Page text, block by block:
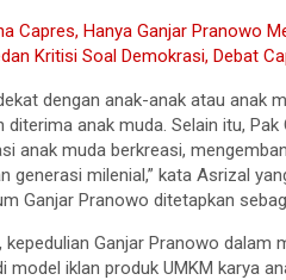
Capres, Hanya Ganjar Pranowo
Kritisi Soal Demokrasi, Debat
dengan anak-anak atau anak
diterima anak muda. Selain itu,
anak muda berkreasi,
generasi milenial,” kata Asrizal
Ganjar Pranowo ditetapkan
Ganjar Pranowo dalam
model iklan produk UMKM karya